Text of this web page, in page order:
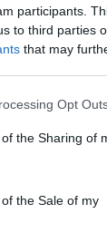
participants.
to third parties
that may
Opt
the Sharing of
the Sale of my